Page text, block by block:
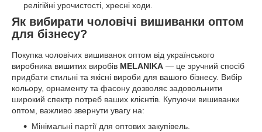
релігійні урочистості, хресні ходи.
Як вибирати чоловічі вишиванки оптом
для бізнесу?
Покупка чоловічих вишиванок оптом від українського
виробника вишитих виробів MELANIKA — це зручний спосіб
придбати стильні та якісні вироби для вашого бізнесу. Вибір
кольору, орнаменту та фасону дозволяє задовольнити
широкий спектр потреб ваших клієнтів. Купуючи вишиванки
оптом, важливо звернути увагу на:
Мінімальні партії для оптових закупівель.